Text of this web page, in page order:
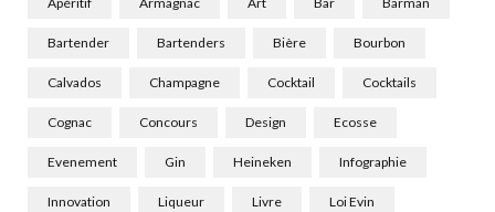
Bartender Bartenders Bière Bourbon
Calvados Champagne Cocktail Cocktails
Cognac Concours Design Ecosse
Evenement Gin Heineken Infographie
Innovation Liqueur Livre Loi Evin